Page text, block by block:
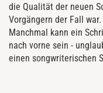
die Qualität der neuen
Vorgängern der Fall war.
Manchmal kann ein
nach vorne sein -
einen songwriterischen